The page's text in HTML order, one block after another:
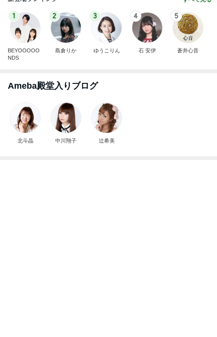
1
BEYOOOOO
NDS
2
島倉りか
3
ゆうこりん
4
石 安伊
5
蒼井心音
Ameba殿堂入りブログ
北斗晶 中川翔子 辻希美